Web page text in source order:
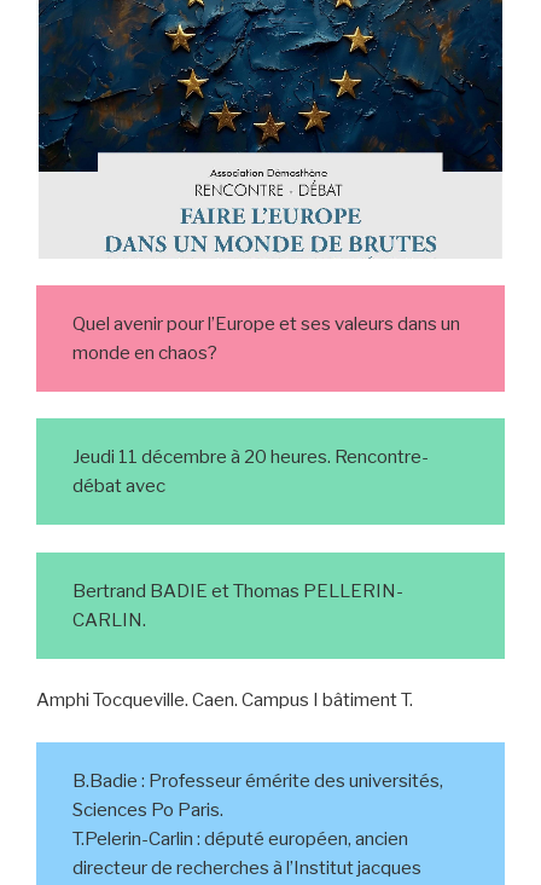
Quel avenir pour l’Europe et ses valeurs dans un
monde en chaos?
Jeudi 11 décembre à 20 heures. Rencontre-
débat avec
Bertrand BADIE et Thomas PELLERIN-
CARLIN.
Amphi Tocqueville. Caen. Campus I bâtiment T.
B.Badie : Professeur émérite des universités,
Sciences Po Paris.
T.Pelerin-Carlin : député européen, ancien
directeur de recherches à l’Institut jacques